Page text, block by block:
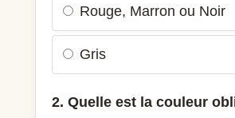
Rouge, Marron ou Noir
Gris
2. Quelle est la couleur